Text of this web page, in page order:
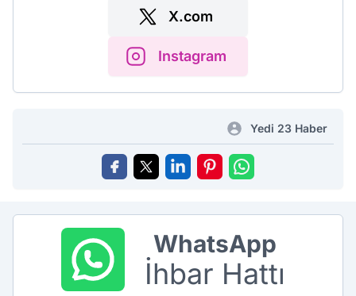
X.com
Instagram
Yedi 23 Haber
WhatsApp
İhbar Hattı